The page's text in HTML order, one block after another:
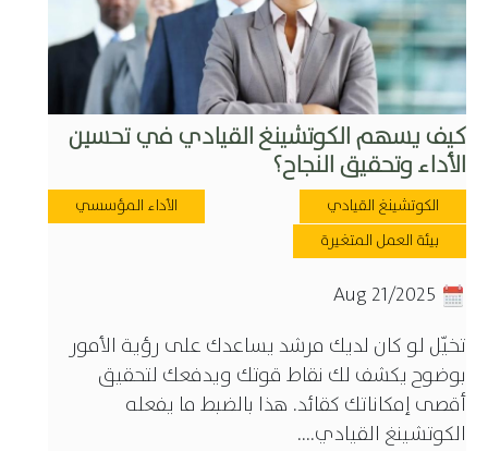
كيف يسهم الكوتشينغ القيادي في تحسين
الأداء وتحقيق النجاح؟
الكوتشينغ القيادي
الأداء المؤسسي
بيئة العمل المتغيرة
تخيّل لو كان لديك مرشد يساعدك على رؤية الأمور
بوضوح يكشف لك نقاط قوتك ويدفعك لتحقيق
أقصى إمكاناتك كقائد. هذا بالضبط ما يفعله
الكوتشينغ القيادي....